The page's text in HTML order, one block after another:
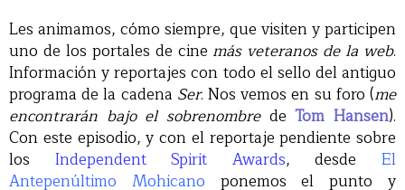
Les animamos, cómo siempre, que visiten y participen
uno de los portales de cine más veteranos de la web.
Información y reportajes con todo el sello del antiguo
programa de la cadena Ser. Nos vemos en su foro (me
encontrarán bajo el sobrenombredeTom Hansen).
Con este episodio, y con el reportaje pendiente sobre
los Independent Spirit Awards, desde El
Antepenúltimo Mohicano ponemos el punto y